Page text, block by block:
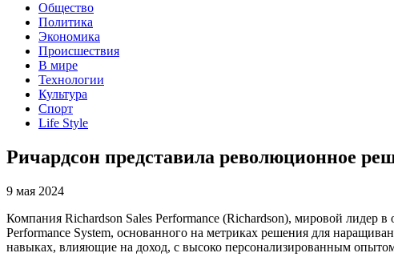
Общество
Политика
Экономика
Происшествия
В мире
Технологии
Культура
Спорт
Life Style
Ричардсон представила революционное
9 мая 2024
Компания Richardson Sales Performance (Richardson), мировой лидер
Performance System, основанного на метриках решения для
навыках, влияющие на доход, с высоко персонализированным опытом